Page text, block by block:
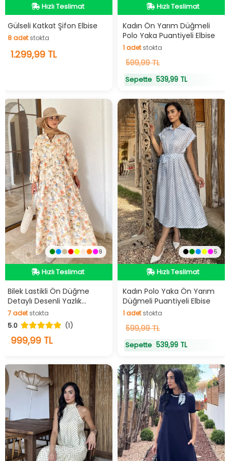
Videolu Ürün
Hızlı Teslimat
Gülseli Katkat Şifon Elbise
8adetstokta
8 adetstokta
1.299,99 TL
Videolu Ürün
Hızlı Teslimat
Kadın Ön Yarım Düğmeli
Polo Yaka Puantiyeli Elbise
1adetstokta
adetstokta
599,99 TL
Sepette 539,99 TL
9
Hızlı Teslimat
Videolu Ürün
Hızlı Teslimat
Bilek Lastikli Ön Düğme
Detaylı Desenli Yazlık
Tesettür Elbise
7adetstokta
7adetstokta
5.0 (1)
999,99 TL
5
Hızlı Teslimat
Videolu Ürün
Hızlı Teslimat
Kadın Polo Yaka Ön Yarım
Düğmeli Puantiyeli Elbise
1adetstokta
adetstokta
599,99 TL
Sepette 539,99 TL